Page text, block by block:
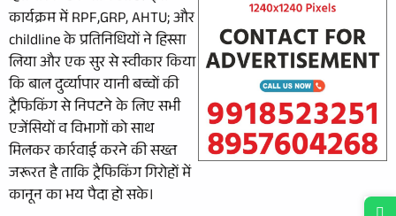
कार्यक्रम में RPF,GRP, AHTU; और
childline के प्रतिनिधियों ने हिस्सा
लिया और एक सुर से स्वीकार किया
कि बाल दुर्व्यापार यानी बच्चों की
ट्रैफिकिंग से निपटने के लिए सभी
एजेंसियों व विभागों को साथ
मिलकर कार्रवाई करने की सख्त
जरूरत है ताकि ट्रैफिकिंग गिरोहों में
कानून का भय पैदा हो सके।